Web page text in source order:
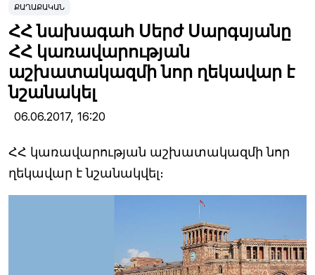
ՔԱՂԱՔԱԿԱՆ
ՀՀ նախագահ Սերժ Սարգսյանը
ՀՀ կառավարության
աշխատակազմի նոր ղեկավար է
նշանակել
06.06.2017, 16:20
ՀՀ կառավարության աշխատակազմի նոր
ղեկավար է նշանակվել։